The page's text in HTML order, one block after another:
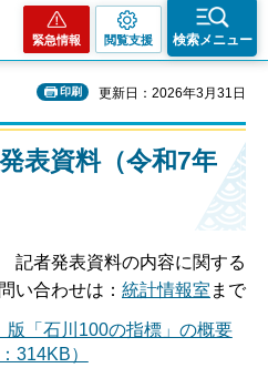
緊急情報 閲覧支援 検索メニュー
印刷 更新日：2026年3月31日
表資料（令和7年
記者発表資料の内容に関する
い合わせは： 統計情報室 まで
版「石川100の指標」の概要
314KB）